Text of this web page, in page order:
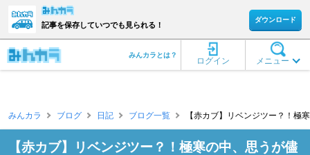
記事を保存していつでも見られる！
ダウンロード
メニュー
ログイン
みんカラとは？
みんカラ ブログ 日記 ブログ一覧 【赤カブ】リベンジツー？！極
【赤カブ】リベンジツー？！極寒の中、思うが儘